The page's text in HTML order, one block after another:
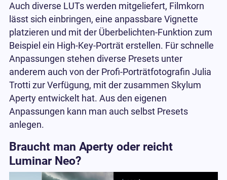
Auch diverse LUTs werden mitgeliefert, Filmkorn
lässt sich einbringen, eine anpassbare Vignette
platzieren und mit der Überbelichten-Funktion zum
Beispiel ein High-Key-Porträt erstellen. Für schnelle
Anpassungen stehen diverse Presets unter
anderem auch von der Profi-Porträtfotografin Julia
Trotti zur Verfügung, mit der zusammen Skylum
Aperty entwickelt hat. Aus den eigenen
Anpassungen kann man auch selbst Presets
anlegen.
Braucht man Aperty oder reicht
Luminar Neo?